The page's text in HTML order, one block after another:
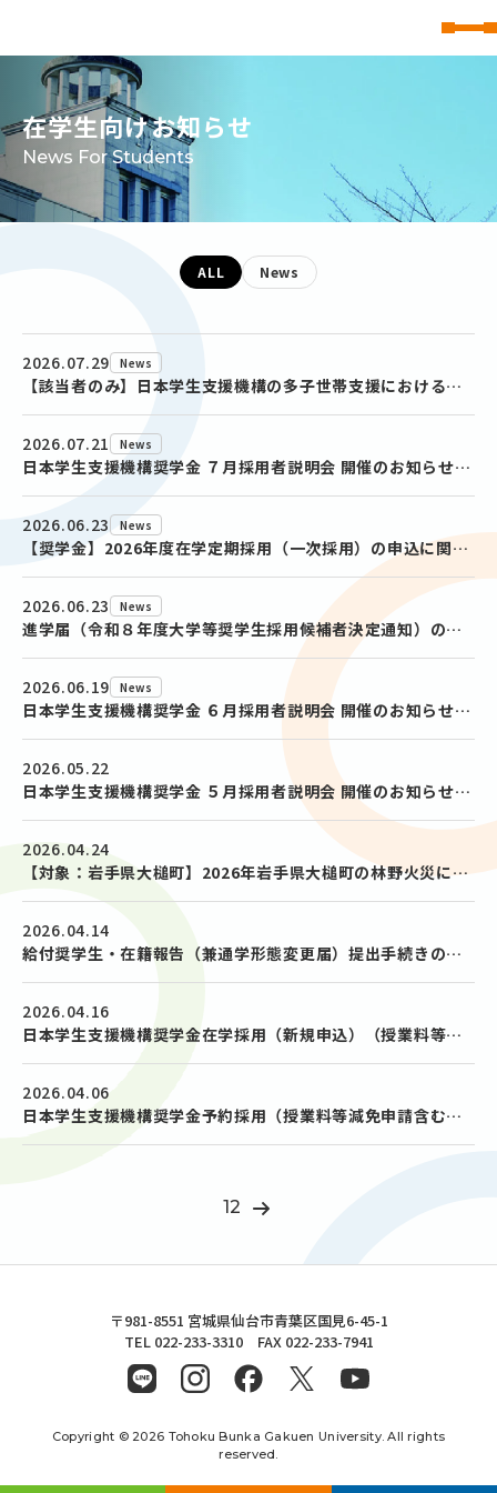
在学生向けお知らせ
News For Students
ALL News
2026.07.29 News
【該当者のみ】日本学生支援機構の多子世帯支援における特定親族（早生まれ18歳のきょうだい等）の申告について
2026.07.21 News
日本学生支援機構奨学金 ７月採用者説明会 開催のお知らせ(告知)
2026.06.23 News
【奨学金】2026年度在学定期採用（一次採用）の申込に関するお知らせ
2026.06.23 News
進学届（令和８年度大学等奨学生採用候補者決定通知）の提出に関するお知らせ
2026.06.19 News
日本学生支援機構奨学金 ６月採用者説明会 開催のお知らせ(告知)
2026.05.22
日本学生支援機構奨学金 ５月採用者説明会 開催のお知らせ(告知)
2026.04.24
【対象：岩手県大槌町】2026年岩手県大槌町の林野火災にかかる災害救助法適用地域の世帯の学生に対する給付奨学金【家計急変採用】及び貸与奨学金【緊急採用・応急採用】について給付奨学生・在籍報告（兼通学形態変更届）提出手続きのお知らせ
2026.04.14
給付奨学生・在籍報告（兼通学形態変更届）提出手続きのお知らせ
2026.04.16
日本学生支援機構奨学金在学採用（新規申込）（授業料等減免申請含む） 説明会開催のお知らせ
2026.04.06
日本学生支援機構奨学金予約採用（授業料等減免申請含む）説明会開催のお知らせ
12
東北文化学園大学
〒981-8551 宮城県仙台市青葉区国見6-45-1
TEL 022-233-3310 FAX 022-233-7941
Copyright © 2026 Tohoku Bunka Gakuen University. All rights
reserved.